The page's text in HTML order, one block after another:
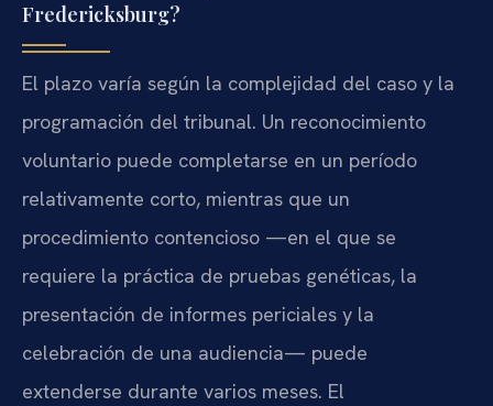
Fredericksburg?
El plazo varía según la complejidad del caso y la
programación del tribunal. Un reconocimiento
voluntario puede completarse en un período
relativamente corto, mientras que un
procedimiento contencioso —en el que se
requiere la práctica de pruebas genéticas, la
presentación de informes periciales y la
celebración de una audiencia— puede
extenderse durante varios meses. El